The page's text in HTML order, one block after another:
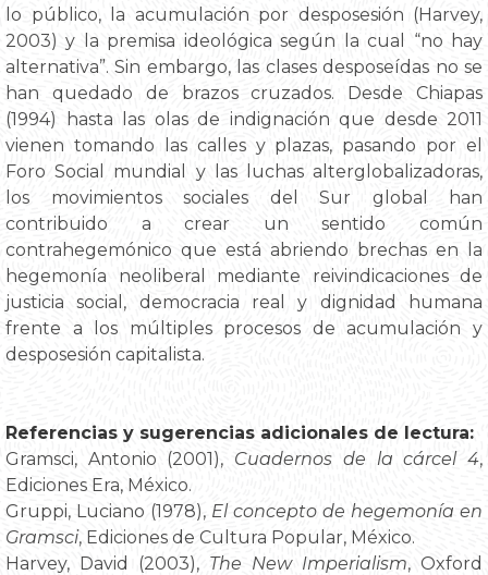
lo público, la acumulación por desposesión (Harvey,
2003) y la premisa ideológica según la cual “no hay
alternativa”. Sin embargo, las clases desposeídas no se
han quedado de brazos cruzados. Desde Chiapas
(1994) hasta las olas de indignación que desde 2011
vienen tomando las calles y plazas, pasando por el
Foro Social mundial y las luchas alterglobalizadoras,
los movimientos sociales del Sur global han
contribuido a crear un sentido común
contrahegemónico que está abriendo brechas en la
hegemonía neoliberal mediante reivindicaciones de
justicia social, democracia real y dignidad humana
frente a los múltiples procesos de acumulación y
desposesión capitalista.
Referencias y sugerencias adicionales de lectura:
Gramsci, Antonio (2001), Cuadernos de la cárcel 4,
Ediciones Era, México.
Gruppi, Luciano (1978), El concepto de hegemonía en
Gramsci, Ediciones de Cultura Popular, México.
Harvey, David (2003), The New Imperialism, Oxford